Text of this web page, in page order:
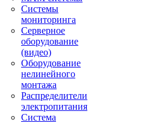
Системы
мониторинга
Серверное
оборудование
(видео)
Оборудование
нелинейного
монтажа
Распределители
электропитания
Система